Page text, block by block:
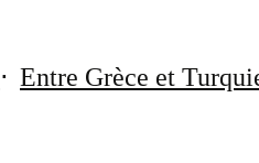
Entre Grèce et